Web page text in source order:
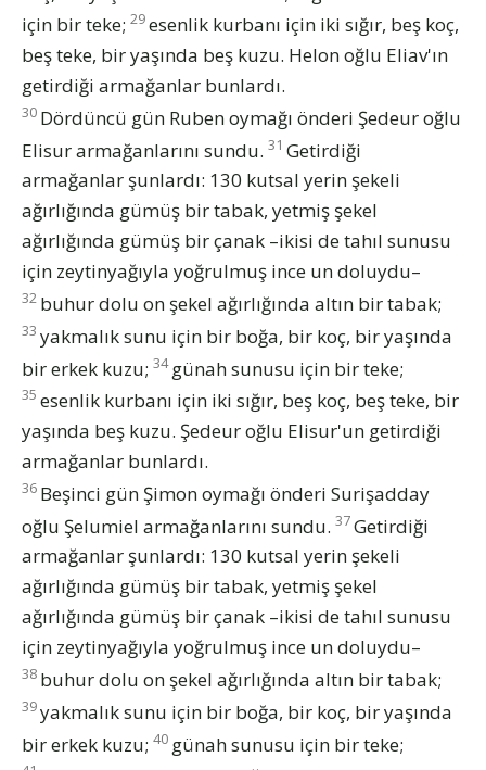
için bir teke; 29esenlik kurbanı için iki sığır, beş koç,
beş teke, bir yaşında beş kuzu. Helon oğlu Eliav'ın
getirdiği armağanlar bunlardı.
30 Dördüncü gün Ruben oymağı önderi Şedeur oğlu
Elisur armağanlarını sundu. 31 Getirdiği
armağanlar şunlardı: 130 kutsal yerin şekeli
ağırlığında gümüş bir tabak, yetmiş şekel
ağırlığında gümüş bir çanak –ikisi de tahıl sunusu
için zeytinyağıyla yoğrulmuş ince un doluydu–
32 buhur dolu on şekel ağırlığında altın bir tabak;
33 yakmalık sunu için bir boğa, bir koç, bir yaşında
bir erkek kuzu; 34 günah sunusu için bir teke;
35 esenlik kurbanı için iki sığır, beş koç, beş teke, bir
yaşında beş kuzu. Şedeur oğlu Elisur'un getirdiği
armağanlar bunlardı.
36 Beşinci gün Şimon oymağı önderi Surişadday
oğlu Şelumiel armağanlarını sundu. 37Getirdiği
armağanlar şunlardı: 130 kutsal yerin şekeli
ağırlığında gümüş bir tabak, yetmiş şekel
ağırlığında gümüş bir çanak –ikisi de tahıl sunusu
için zeytinyağıyla yoğrulmuş ince un doluydu–
38 buhur dolu on şekel ağırlığında altın bir tabak;
39yakmalık sunu için bir boğa, bir koç, bir yaşında
bir erkek kuzu; 40 günah sunusu için bir teke;